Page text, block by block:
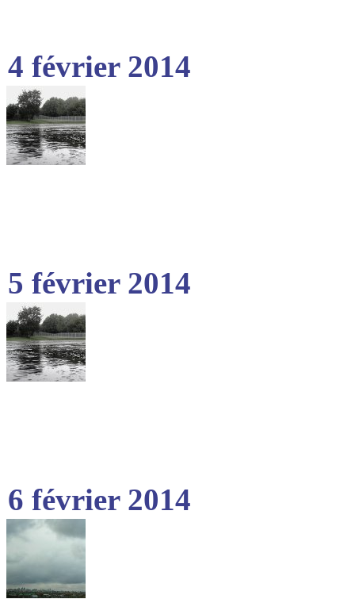
4 février 2014
5 février 2014
6 février 2014